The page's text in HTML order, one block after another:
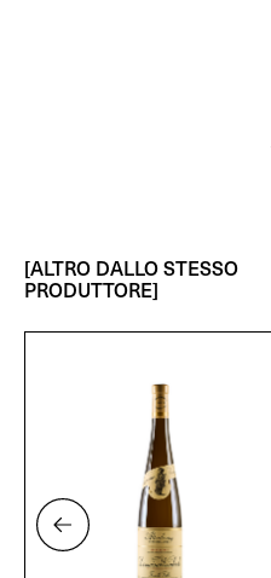
[ALTRO DALLO STESSO
PRODUTTORE]